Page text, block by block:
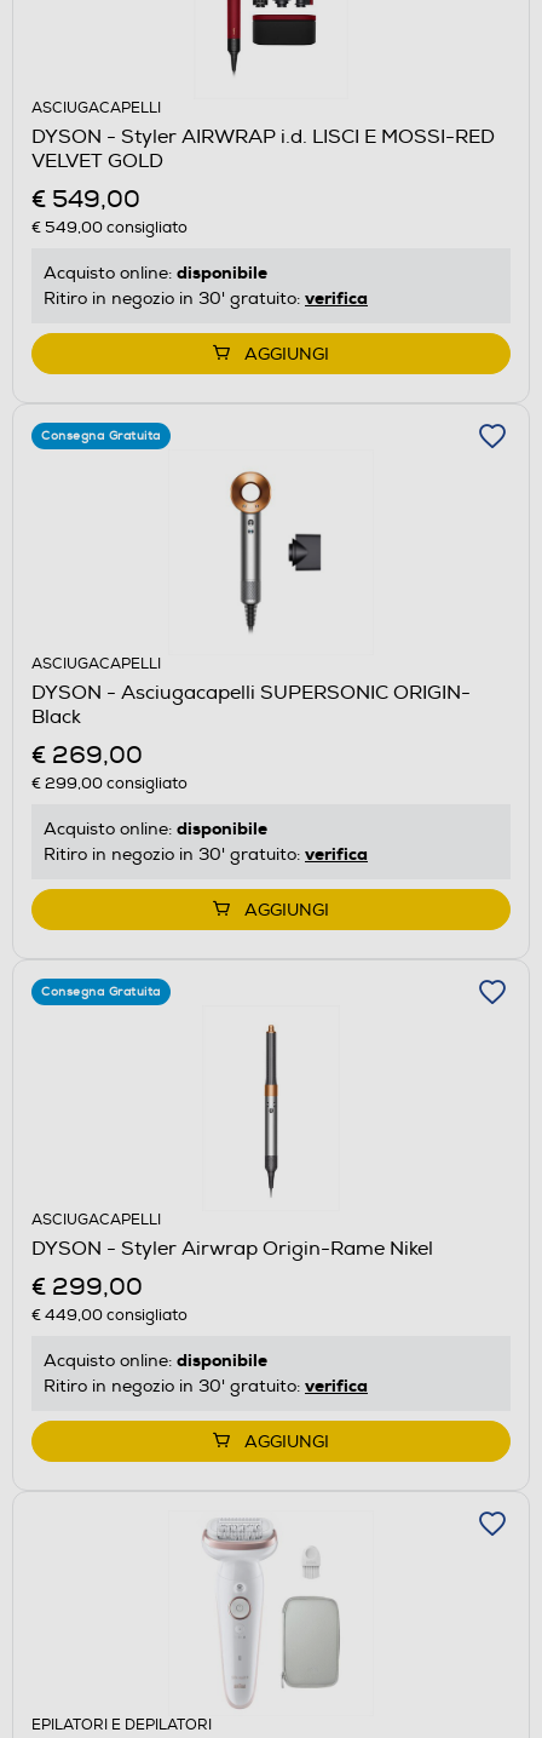
ASCIUGACAPELLI
DYSON - Styler AIRWRAP i.d. LISCI E MOSSI-RED
VELVET GOLD
€ 549,00
€ 549,00consigliato
Acquisto online: disponibile
Ritiro in negozio in 30' gratuito: verifica
AGGIUNGI
Consegna Gratuita
ASCIUGACAPELLI
DYSON - Asciugacapelli SUPERSONIC ORIGIN-
Black
€ 269,00
€ 299,00consigliato
Acquisto online: disponibile
Ritiro in negozio in 30' gratuito: verifica
AGGIUNGI
Consegna Gratuita
ASCIUGACAPELLI
DYSON - Styler Airwrap Origin-Rame Nikel
€ 299,00
€ 449,00consigliato
Acquisto online: disponibile
Ritiro in negozio in 30' gratuito: verifica
AGGIUNGI
EPILATORI E DEPILATORI